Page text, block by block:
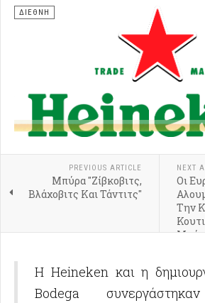
ΔΙΕΘΝΗ
PREVIOUS ARTICLE
Μπύρα "Ζίβκοβιτς,
Βλάχοβιτς Και Τάντιτς"
NEXT
Οι
Την
Η Heineken και η
Bodega